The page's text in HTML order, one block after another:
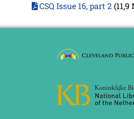
CSQ Issue 16, part 2(11,9